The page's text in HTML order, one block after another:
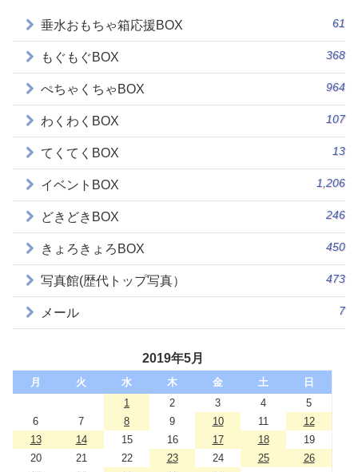
垂水おもちゃ箱応援BOX 61
もぐもぐBOX 368
ぺちゃくちゃBOX 964
わくわくBOX 107
てくてくBOX 13
イベントBOX 1,206
どきどきBOX 246
きょろきょろBOX 450
写真館(歴代トップ写真） 473
メール 7
2019年5月
月 火 水 木 金 土
日
1
2 3 4
5
6
7 8 9 10 11
12
13
14 15 16 17 18
19
20
21 22 23 24 25
26